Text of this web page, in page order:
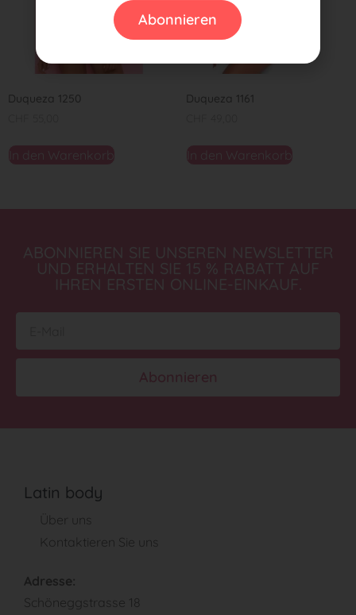
Duqueza 1250
In den Warenkorb
Duqueza 1161
In den Warenkorb
ABONNIEREN SIE UNSEREN NEWSLETTER
UND ERHALTEN SIE 15 % RABATT AUF
IHREN ERSTEN ONLINE-EINKAUF.
Abonnieren
Latin body
Über uns
Kontaktieren Sie uns
Adresse:
Schöneggstrasse 18
Abonnieren